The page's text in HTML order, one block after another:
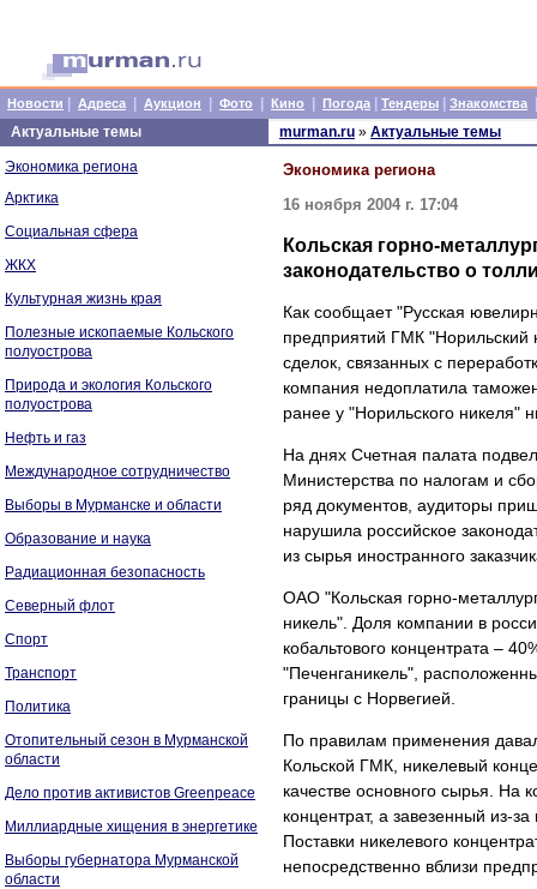
Новости Адреса Аукцион Фото Кино Погода Тендеры Знакомства
Актуальные темы
Экономика региона
Арктика
Социальная сфера
ЖКХ
Культурная жизнь края
Полезные ископаемые Кольского
полуострова
Природа и экология Кольского
полуострова
Нефть и газ
Международное сотрудничество
Выборы в Мурманске и области
Образование и наука
Радиационная безопасность
Северный флот
Спорт
Транспорт
Политика
Отопительный сезон в Мурманской
области
Дело против активистов Greenpeace
Миллиардные хищения в энергетике
Выборы губернатора Мурманской
области
murman.ru » Актуальные темы
Экономика региона
16 ноября 2004 г. 17:04
Кольская горно-
законодательство о
Как сообщает "Русская
предприятий ГМК
сделок, связанных с
компания недоплатила
ранее у "Норильского никеля"
На днях Счетная палата
Министерства по налогам и
ряд документов, аудиторы
нарушила российское
из сырья иностранного
ОАО "Кольская горно-
никель". Доля компании в
кобальтового концентрата –
"Печенганикель",
границы с Норвегией.
По правилам применения
Кольской ГМК, никелевый
качестве основного сырья. На
концентрат, а завезенный из-
Поставки никелевого
непосредственно вблизи